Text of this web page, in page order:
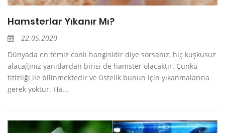
Hamsterlar Yıkanır Mı?
22.05.2020
Dünyada en temiz canlı hangisidir diye sorsanız, hiç kuşkusuz
alacağınız yanıtlardan birisi de hamster olacaktır. Çünkü
titizliği ile bilinmektedir ve üstelik bunun için yıkanmalarına
gerek yoktur. Ha...